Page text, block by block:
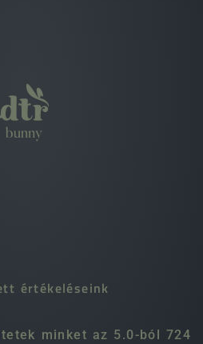
értékeléseink
minket az 5.0-ból 724